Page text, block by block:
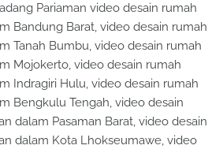
Pariaman video desain rumah
Bandung Barat, video desain rumah
Tanah Bumbu, video desain rumah
Mojokerto, video desain rumah
Indragiri Hulu, video desain rumah
Bengkulu Tengah, video desain
dalam Pasaman Barat, video desain
dalam Kota Lhokseumawe, video